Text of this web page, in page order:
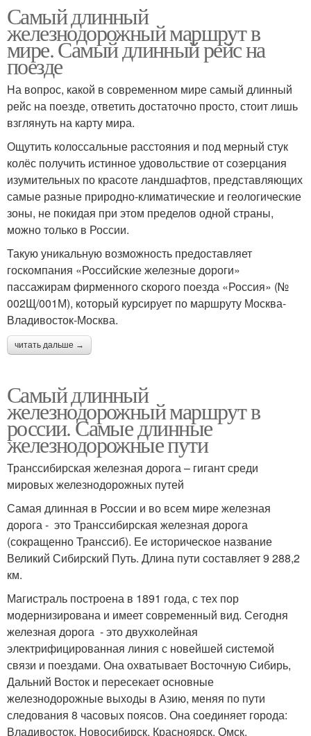
Самый длинный
железнодорожный маршрут в
мире. Самый длинный рейс на
поезде
На вопрос, какой в современном мире самый длинный
рейс на поезде, ответить достаточно просто, стоит лишь
взглянуть на карту мира.
Ощутить колоссальные расстояния и под мерный стук
колёс получить истинное удовольствие от созерцания
изумительных по красоте ландшафтов, представляющих
самые разные природно-климатические и геологические
зоны, не покидая при этом пределов одной страны,
можно только в России.
Такую уникальную возможность предоставляет
госкомпания «Российские железные дороги»
пассажирам фирменного скорого поезда «Россия» (№
002Щ/001М), который курсирует по маршруту Москва-
Владивосток-Москва.
читать дальше →
Самый длинный
железнодорожный маршрут в
россии. Самые длинные
железнодорожные пути
Транссибирская железная дорога – гигант среди
мировых железнодорожных путей
Самая длинная в России и во всем мире железная
дорога - это Транссибирская железная дорога
(сокращенно Транссиб). Ее историческое название
Великий Сибирский Путь. Длина пути составляет 9 288,2
км.
Магистраль построена в 1891 года, с тех пор
модернизирована и имеет современный вид. Сегодня
железная дорога - это двухколейная
электрифицированная линия с новейшей системой
связи и поездами. Она охватывает Восточную Сибирь,
Дальний Восток и пересекает основные
железнодорожные выходы в Азию, меняя по пути
следования 8 часовых поясов. Она соединяет города:
Владивосток, Новосибирск, Красноярск, Омск,